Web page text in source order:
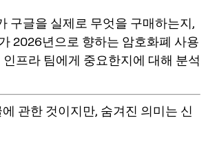
구글을 실제로 무엇을 구매하는지,
2026년으로 향하는 암호화폐 사용
인프라 팀에게 중요한지에 대해 분석
관한 것이지만, 숨겨진 의미는 신